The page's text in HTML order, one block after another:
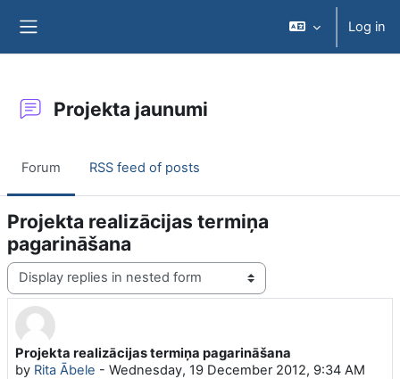
Log in
Projekta jaunumi
Forum RSS feed of posts
Projekta realizācijas termiņa
pagarināšana
Display mode
Projekta realizācijas termiņa pagarināšana
by Rita Ābele - Wednesday, 19 December 2012, 9:34 AM
Number of replies: 0